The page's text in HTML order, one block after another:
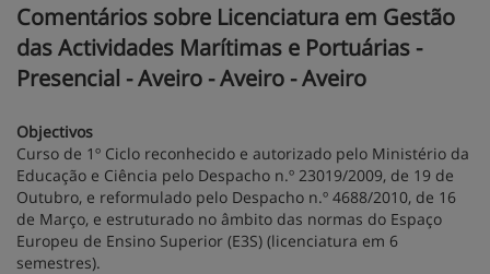
Comentários sobre Licenciatura em Gestão
das Actividades Marítimas e Portuárias -
Presencial - Aveiro - Aveiro - Aveiro
Objectivos
Curso de 1º Ciclo reconhecido e autorizado pelo Ministério da
Educação e Ciência pelo Despacho n.º 23019/2009, de 19 de
Outubro, e reformulado pelo Despacho n.º 4688/2010, de 16
de Março, e estruturado no âmbito das normas do Espaço
Europeu de Ensino Superior (E3S) (licenciatura em 6
semestres).